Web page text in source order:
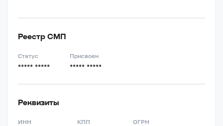
Реестр СМП
Статус
***** *****
Присвоен
***** *****
Реквизиты
ИНН КПП ОГРН